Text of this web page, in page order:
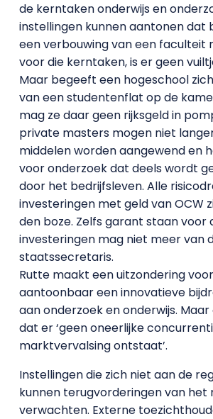
de kerntaken onderwijs en
instellingen kunnen aantonen dat
een verbouwing van een faculteit
voor die kerntaken, is er geen
Maar begeeft een hogeschool
van een studentenflat op de
mag ze daar geen rijksgeld in
private masters mogen niet
middelen worden aangewend en
voor onderzoek dat deels wordt
door het bedrijfsleven. Alle
investeringen met geld van OCW
den boze. Zelfs garant staan voor
investeringen mag niet meer van
staatssecretaris.
Rutte maakt een uitzondering
aantoonbaar een innovatieve
aan onderzoek en onderwijs.
dat er ‘geen oneerlijke
marktvervalsing ontstaat’.
Instellingen die zich niet aan de
kunnen terugvorderingen van het
verwachten. Externe